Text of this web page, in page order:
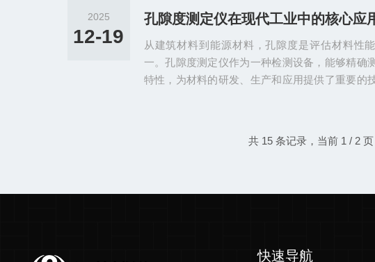
环节，若维护不到位，易出现传感器灵敏度下降
景，详细阐述各环节的维护方法，为相关人员规
提供实操指引。传感器作为碳酸盐含量...
2025
12-19
从建筑材料到能源材料，孔隙度是评估材料性
一。孔隙度测定仪作为一种检测设备，能够精确
特性，为材料的研发、生产和应用提供了重要的
直接影响其抗压强度和抗冻性能。孔隙度测定仪
共 15 条记录，当前 1 / 2
快速导航